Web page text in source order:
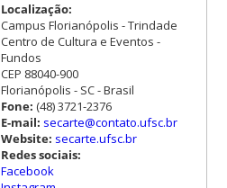
Localização:
Campus Florianópolis - Trindade
Centro de Cultura e Eventos -
Fundos
CEP 88040-900
Florianópolis - SC - Brasil
Fone: (48) 3721-2376
E-mail: secarte@contato.ufsc.br
Website: secarte.ufsc.br
Redes sociais:
Facebook